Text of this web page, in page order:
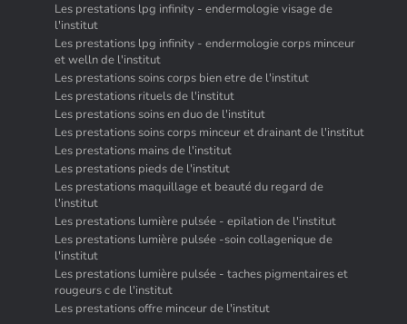
Les prestations lpg infinity - endermologie visage de
l'institut
Les prestations lpg infinity - endermologie corps minceur
et welln de l'institut
Les prestations soins corps bien etre de l'institut
Les prestations rituels de l'institut
Les prestations soins en duo de l'institut
Les prestations soins corps minceur et drainant de l'institut
Les prestations mains de l'institut
Les prestations pieds de l'institut
Les prestations maquillage et beauté du regard de
l'institut
Les prestations lumière pulsée - epilation de l'institut
Les prestations lumière pulsée -soin collagenique de
l'institut
Les prestations lumière pulsée - taches pigmentaires et
rougeurs c de l'institut
Les prestations offre minceur de l'institut